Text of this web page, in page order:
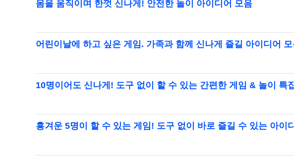
몸을 움직이며 한껏 신나게! 안전한 놀이 아이디어 모음
어린이날에 하고 싶은 게임. 가족과 함께 신나게 즐길 아이디어
10명이어도 신나게! 도구 없이 할 수 있는 간편한 게임 & 놀이 특
흥겨운 5명이 할 수 있는 게임! 도구 없이 바로 즐길 수 있는 아이